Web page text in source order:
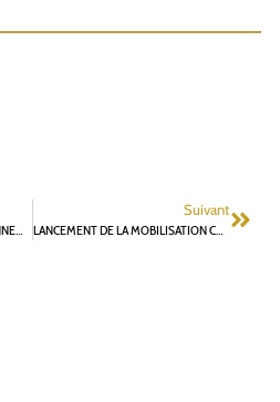
Suivant
LANCEMENT DE LA MOBILISATION CONTRE LA CUISINE GÉANTE